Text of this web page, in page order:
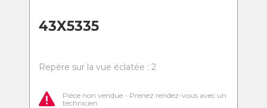
43X5335
Repère sur la vue éclatée : 2
Pièce non vendue - Prenez rendez-vous avec un
technicien